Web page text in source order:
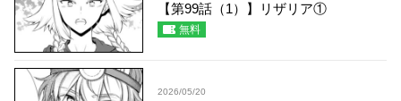
【第99話（1）】リザリア①
無料
2026/05/20